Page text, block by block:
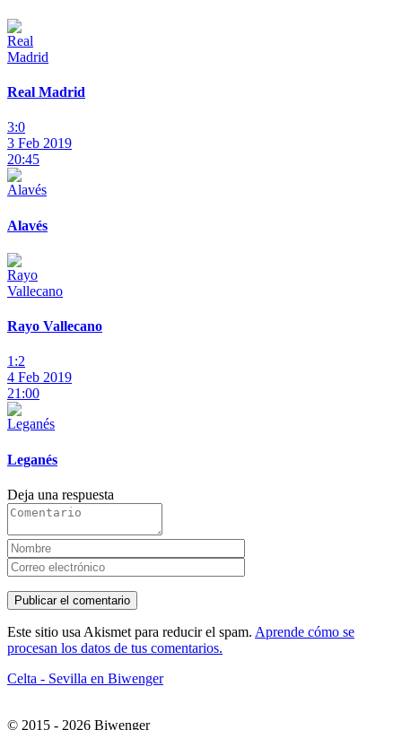
Real Madrid
3:0
3 Feb 2019
20:45
Alavés
Rayo Vallecano
1:2
4 Feb 2019
21:00
Leganés
Deja una respuesta
Este sitio usa Akismet para reducir el spam. Aprende cómo se
procesan los datos de tus comentarios.
Celta - Sevilla en Biwenger
© 2015 - 2026 Biwenger